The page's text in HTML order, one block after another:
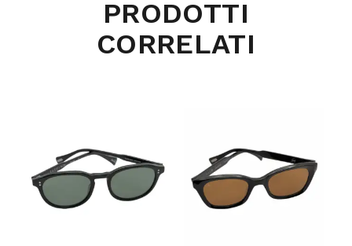
PRODOTTI
CORRELATI